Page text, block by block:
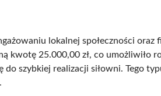
lokalnej społeczności
kwotę 25.000,00 zł, co umożliwiło
do szybkiej realizacji siłowni. Tego